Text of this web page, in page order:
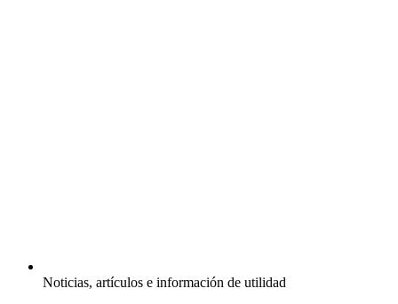
Noticias, artículos e información de utilidad